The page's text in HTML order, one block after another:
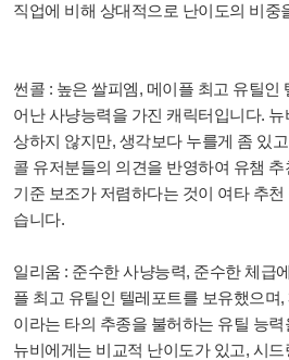
직업에 비해 상대적으로 난이도의 비중
썬콜 : 높은 쌀피엠, 메이플 최고 유틸인
어난 사냥능력을 가진 캐릭터입니다.
상하지 않지만, 생각보다 누를게 좀 있
콜 유저분들의 의견을 반영하여 유챔
기준 보조가 저렴하다는 것이 여타 추
습니다.
일리움 : 준수한 사냥능력, 준수한 체급
플 최고 유틸인 텔레포트를 보유했으며
이라는 타의 추종을 불허하는 유틸 능
뉴비에게는 비교적 난이도가 있고, 시